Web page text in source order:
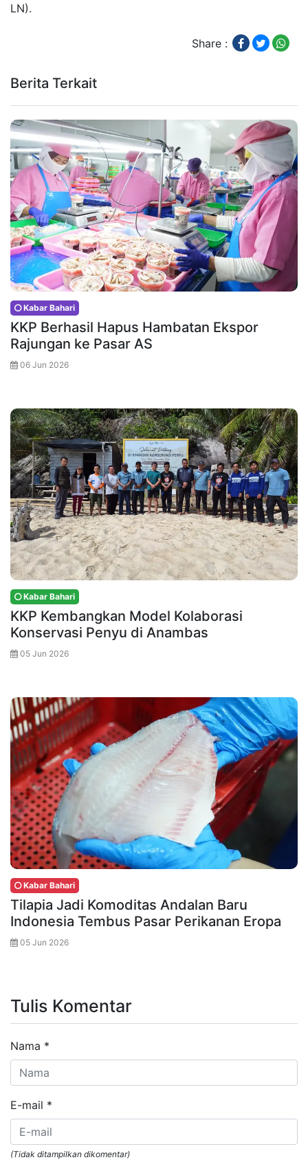
LN).
Share :
Berita Terkait
Kabar Bahari
KKP Berhasil Hapus Hambatan Ekspor
Rajungan ke Pasar AS
06 Jun 2026
Kabar Bahari
KKP Kembangkan Model Kolaborasi
Konservasi Penyu di Anambas
05 Jun 2026
Kabar Bahari
Tilapia Jadi Komoditas Andalan Baru
Indonesia Tembus Pasar Perikanan Eropa
05 Jun 2026
Tulis Komentar
Nama *
E-mail *
(Tidak ditampilkan dikomentar)